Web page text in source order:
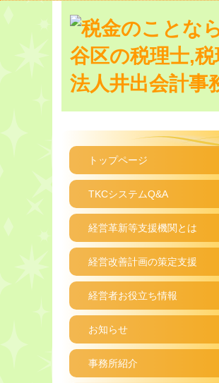
トップページ
TKCシステムQ&A
経営革新等支援機関とは
経営改善計画の策定支援
経営者お役立ち情報
お知らせ
事務所紹介